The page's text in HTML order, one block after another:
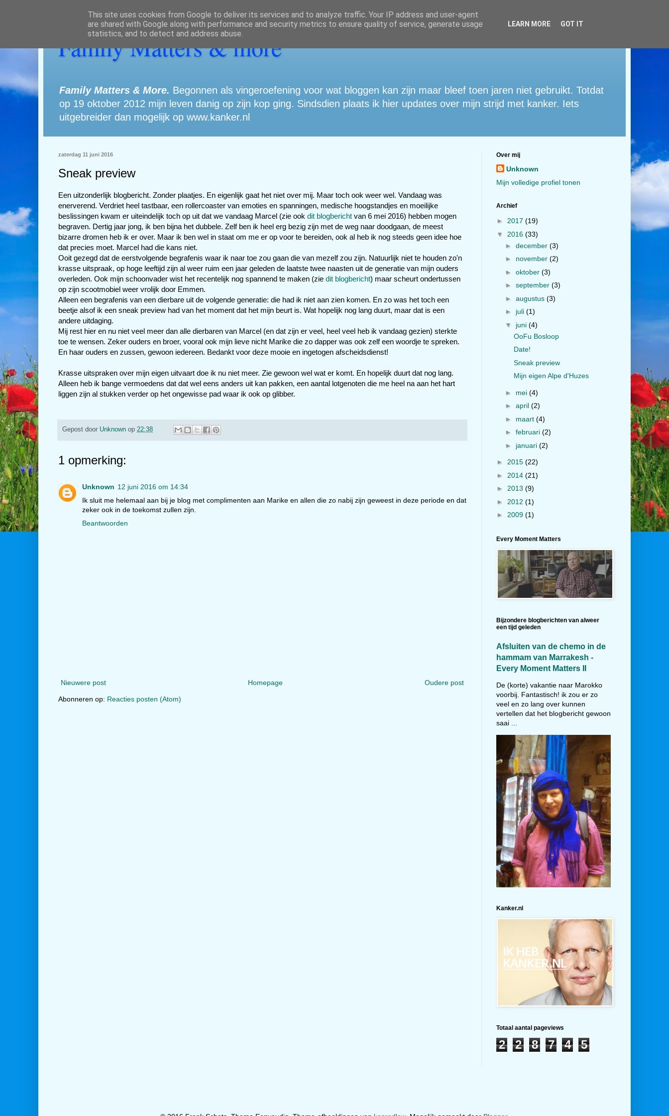
Family Matters & more
Family Matters & More. Begonnen als vingeroefening voor wat bloggen kan zijn maar bleef toen jaren niet gebruikt. Totdat
op 19 oktober 2012 mijn leven danig op zijn kop ging. Sindsdien plaats ik hier updates over mijn strijd met kanker. Iets
uitgebreider dan mogelijk op www.kanker.nl
zaterdag 11 juni 2016
Sneak preview
Een uitzonderlijk blogbericht. Zonder plaatjes. En eigenlijk gaat het niet over mij. Maar toch ook weer wel. Vandaag was
enerverend. Verdriet heel tastbaar, een rollercoaster van emoties en spanningen, medische hoogstandjes en moeilijke
beslissingen kwam er uiteindelijk toch op uit dat we vandaag Marcel (zie ook dit blogbericht van 6 mei 2016) hebben mogen
begraven. Dertig jaar jong, ik ben bijna het dubbele. Zelf ben ik heel erg bezig zijn met de weg naar doodgaan, de meest
bizarre dromen heb ik er over. Maar ik ben wel in staat om me er op voor te bereiden, ook al heb ik nog steeds geen idee hoe
dat precies moet. Marcel had die kans niet.
Ooit gezegd dat de eerstvolgende begrafenis waar ik naar toe zou gaan die van mezelf zou zijn. Natuurlijk niet te houden zo'n
krasse uitspraak, op hoge leeftijd zijn al weer ruim een jaar geleden de laatste twee naasten uit de generatie van mijn ouders
overleden. Ook mijn schoonvader wist het recentelijk nog spannend te maken (zie dit blogbericht) maar scheurt ondertussen
op zijn scootmobiel weer vrolijk door Emmen.
Alleen een begrafenis van een dierbare uit de volgende generatie: die had ik niet aan zien komen. En zo was het toch een
beetje alsof ik een sneak preview had van het moment dat het mijn beurt is. Wat hopelijk nog lang duurt, maar dat is een
andere uitdaging.
Mij rest hier en nu niet veel meer dan alle dierbaren van Marcel (en dat zijn er veel, heel veel heb ik vandaag gezien) sterkte
toe te wensen. Zeker ouders en broer, vooral ook mijn lieve nicht Marike die zo dapper was ook zelf een woordje te spreken.
En haar ouders en zussen, gewoon iedereen. Bedankt voor deze mooie en ingetogen afscheidsdienst!
Krasse uitspraken over mijn eigen uitvaart doe ik nu niet meer. Zie gewoon wel wat er komt. En hopelijk duurt dat nog lang.
Alleen heb ik bange vermoedens dat dat wel eens anders uit kan pakken, een aantal lotgenoten die me heel na aan het hart
liggen zijn al stukken verder op het ongewisse pad waar ik ook op glibber.
Gepost door Unknown op 22:38
1 opmerking:
Unknown 12 juni 2016 om 14:34
Ik sluit me helemaal aan bij je blog met complimenten aan Marike en allen die zo nabij zijn geweest in deze periode en dat
zeker ook in de toekomst zullen zijn.
Beantwoorden
Nieuwere post Oudere post
Homepage
Abonneren op: Reacties posten (Atom)
Over mij
Unknown
Mijn volledige profiel tonen
Archief
► 2017 (19)
▼ 2016 (33)
► december (3)
► november (2)
► oktober (3)
► september (3)
► augustus (3)
► juli (1)
▼ juni (4)
OoFu Bosloop
Date!
Sneak preview
Mijn eigen Alpe d'Huzes
► mei (4)
► april (2)
► maart (4)
► februari (2)
► januari (2)
► 2015 (22)
► 2014 (21)
► 2013 (9)
► 2012 (1)
► 2009 (1)
Every Moment Matters
Bijzondere blogberichten van alweer
een tijd geleden
Afsluiten van de chemo in de
hammam van Marrakesh -
Every Moment Matters II
De (korte) vakantie naar Marokko
voorbij. Fantastisch! ik zou er zo
veel en zo lang over kunnen
vertellen dat het blogbericht gewoon
saai ...
Kanker.nl
Totaal aantal pageviews
2 2 8 7 4 5
This site uses cookies from Google to deliver its services and to analyze traffic. Your IP address and user-agent
are shared with Google along with performance and security metrics to ensure quality of service, generate usage
statistics, and to detect and address abuse.
LEARN MORE GOT IT